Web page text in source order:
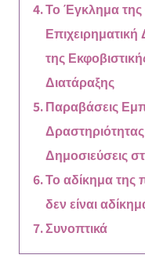
Το Έγκλημα
της
Διατάραξης
Παραβάσεις
Δημοσιεύσεις
Το αδίκημα της
δεν είναι
Συνοπτικά